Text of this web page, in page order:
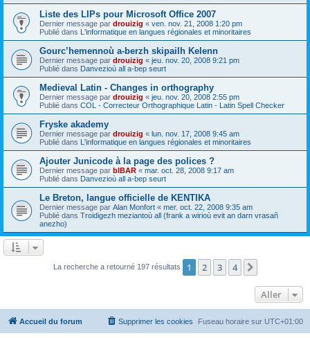
Liste des LIPs pour Microsoft Office 2007
Dernier message par drouizig « ven. nov. 21, 2008 1:20 pm
Publié dans L'informatique en langues régionales et minoritaires
Gourc’hemennoù a-berzh skipailh Kelenn
Dernier message par drouizig « jeu. nov. 20, 2008 9:21 pm
Publié dans Danvezioù all a-bep seurt
Medieval Latin - Changes in orthography
Dernier message par drouizig « jeu. nov. 20, 2008 2:55 pm
Publié dans COL - Correcteur Orthographique Latin - Latin Spell Checker
Fryske akademy
Dernier message par drouizig « lun. nov. 17, 2008 9:45 am
Publié dans L'informatique en langues régionales et minoritaires
Ajouter Junicode à la page des polices ?
Dernier message par bIBAR « mar. oct. 28, 2008 9:17 am
Publié dans Danvezioù all a-bep seurt
Le Breton, langue officielle de KENTIKA
Dernier message par Alan Monfort « mer. oct. 22, 2008 9:35 am
Publié dans Troidigezh meziantoù all (frank a wirioù evit an darn vrasañ
anezho)
La recherche a retourné 197 résultats 1 2 3 4
Aller
Accueil du forum Fuseau horaire sur UTC+01:00
Supprimer les cookies